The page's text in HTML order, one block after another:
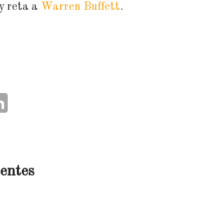
reta a Warren Buffett.